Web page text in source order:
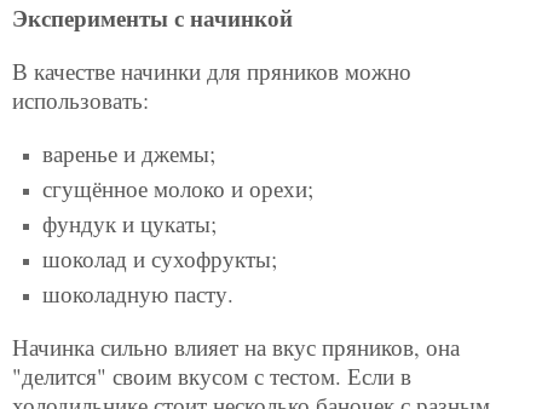
Эксперименты с начинкой
В качестве начинки для пряников можно
использовать:
варенье и джемы;
сгущённое молоко и орехи;
фундук и цукаты;
шоколад и сухофрукты;
шоколадную пасту.
Начинка сильно влияет на вкус пряников, она
"делится" своим вкусом с тестом. Если в